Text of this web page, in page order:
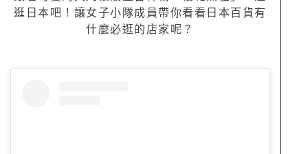
逛日本吧！讓女子小隊成員帶你看看日本百貨有
什麼必逛的店家呢？